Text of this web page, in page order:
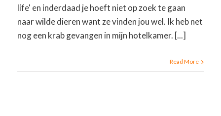
life' en inderdaad je hoeft niet op zoek te gaan
naar wilde dieren want ze vinden jou wel. Ik heb net
nog een krab gevangen in mijn hotelkamer. [...]
Read More